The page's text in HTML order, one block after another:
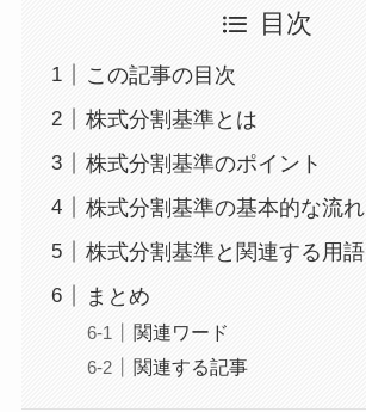
目次
この記事の目次
株式分割基準とは
株式分割基準のポイント
株式分割基準の基本的な流れ
株式分割基準と関連する用語
まとめ
関連ワード
関連する記事